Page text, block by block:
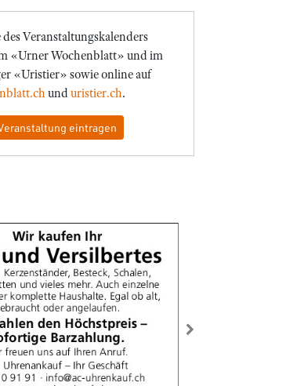
Veranstaltungskalenders
«Urner Wochenblatt» und im
«Uristier» sowie online auf
unduristier.ch.
eintragen